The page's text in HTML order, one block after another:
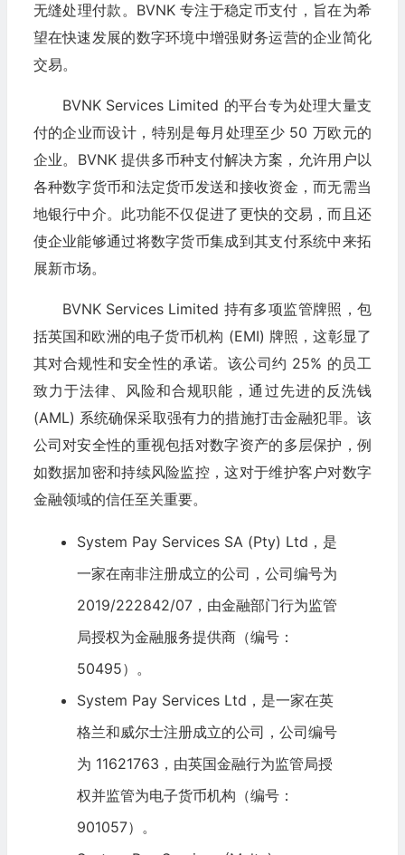
无缝处理付款。BVNK 专注于稳定币支付，旨在为希
望在快速发展的数字环境中增强财务运营的企业简化
交易。
BVNK Services Limited 的平台专为处理大量支
付的企业而设计，特别是每月处理至少 50 万欧元的
企业。BVNK 提供多币种支付解决方案，允许用户以
各种数字货币和法定货币发送和接收资金，而无需当
地银行中介。此功能不仅促进了更快的交易，而且还
使企业能够通过将数字货币集成到其支付系统中来拓
展新市场。
BVNK Services Limited 持有多项监管牌照，包
括英国和欧洲的电子货币机构 (EMI) 牌照，这彰显了
其对合规性和安全性的承诺。该公司约 25% 的员工
致力于法律、风险和合规职能，通过先进的反洗钱
(AML) 系统确保采取强有力的措施打击金融犯罪。该
公司对安全性的重视包括对数字资产的多层保护，例
如数据加密和持续风险监控，这对于维护客户对数字
金融领域的信任至关重要。
System Pay Services SA (Pty) Ltd，是
一家在南非注册成立的公司，公司编号为
2019/222842/07，由金融部门行为监管
局授权为金融服务提供商（编号：
50495）。
System Pay Services Ltd，是一家在英
格兰和威尔士注册成立的公司，公司编号
为 11621763，由英国金融行为监管局授
权并监管为电子货币机构（编号：
901057）。